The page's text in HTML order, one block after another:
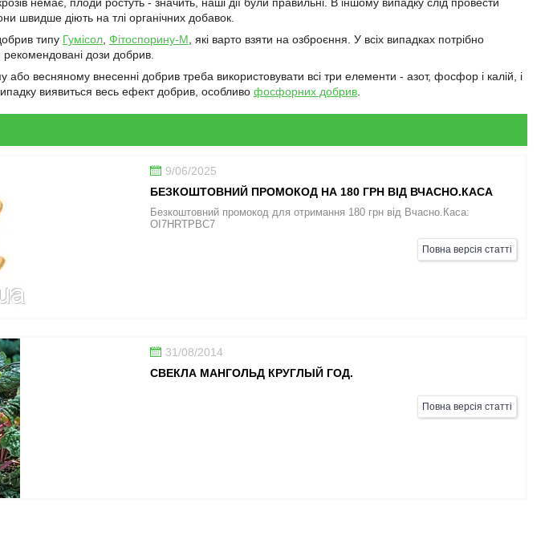
швидше діють на тлі органічних добавок.
типу Гумісол Фітоспорину-М , які варто взяти на озброєння. У всіх випадках потрібно
дози добрив.
або весняному внесенні добрив треба використовувати всі три елементи - азот, фосфор і калій, і
виявиться весь ефект добрив, особливо фосфорних добрив
9/06/2025
БЕЗКОШТОВНИЙ ПРОМОКОД НА 180 ГРН ВІД ВЧАСНО.КАСА
Безкоштовний промокод для отримання 180 грн від Вчасно.Каса:
OI7HRTPBC7
Повна версія статті
31/08/2014
СВЕКЛА МАНГОЛЬД КРУГЛЫЙ ГОД.
Повна версія статті